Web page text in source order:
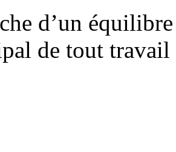
d’un
de tout